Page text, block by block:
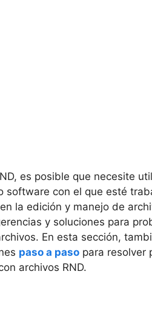
es posible que necesite
software con el que esté
la edición y manejo de
y soluciones para
En esta sección,
paso a paso para resolver
archivos RND.